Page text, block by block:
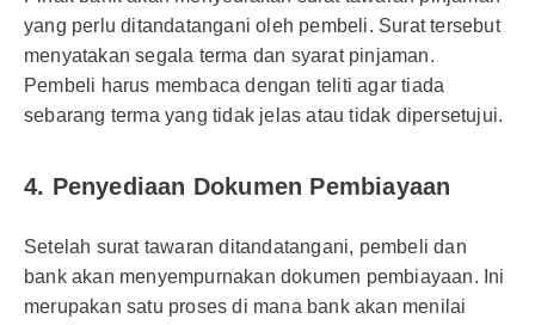
yang perlu ditandatangani oleh pembeli. Surat tersebut
menyatakan segala terma dan syarat pinjaman.
Pembeli harus membaca dengan teliti agar tiada
sebarang terma yang tidak jelas atau tidak dipersetujui.
4. Penyediaan Dokumen Pembiayaan
Setelah surat tawaran ditandatangani, pembeli dan
bank akan menyempurnakan dokumen pembiayaan. Ini
merupakan satu proses di mana bank akan menilai